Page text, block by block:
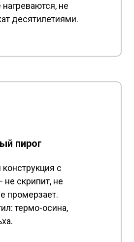
не
десятилетиями.
с
не скрипит, не
промерзает.
термо-осина,
пирог